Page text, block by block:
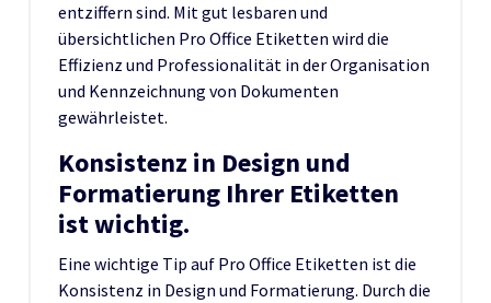
entziffern sind. Mit gut lesbaren und
übersichtlichen Pro Office Etiketten wird die
Effizienz und Professionalität in der Organisation
und Kennzeichnung von Dokumenten
gewährleistet.
Konsistenz in Design und
Formatierung Ihrer Etiketten
ist wichtig.
Eine wichtige Tip auf Pro Office Etiketten ist die
Konsistenz in Design und Formatierung. Durch die